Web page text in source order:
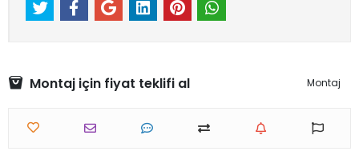
Montaj için fiyat teklifi al Montaj